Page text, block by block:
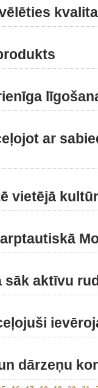
ar
vietējā
aktīvu
dārzeņu